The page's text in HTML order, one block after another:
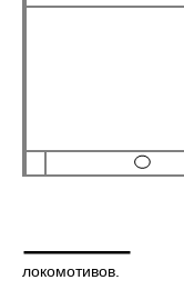
локомотивов.